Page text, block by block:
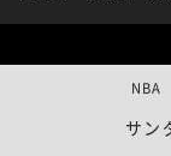
サン
NBA